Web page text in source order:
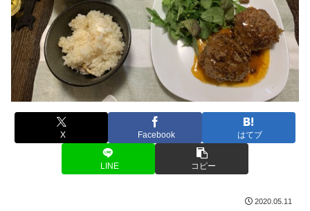
X Facebook はてブ
LINE コピー
2020.05.11